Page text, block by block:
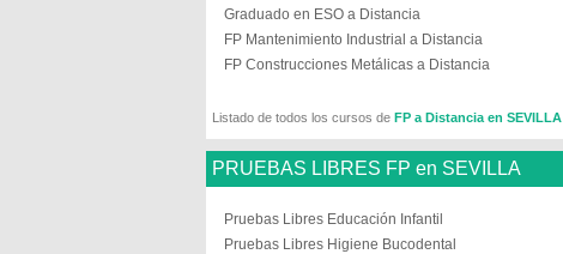
Graduado en ESO a Distancia
FP Mantenimiento Industrial a Distancia
FP Construcciones Metálicas a Distancia
Listado de todos los cursos de FP a Distancia en SEVILLA
PRUEBAS LIBRES FP en SEVILLA
Pruebas Libres Educación Infantil
Pruebas Libres Higiene Bucodental